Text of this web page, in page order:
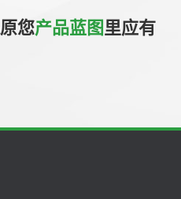
您产品蓝图里应有